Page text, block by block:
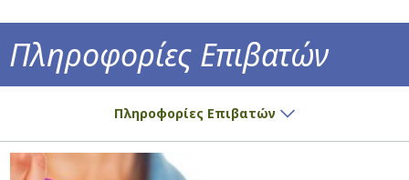
Πληροφορίες Επιβατών
Πληροφορίες Επιβατών